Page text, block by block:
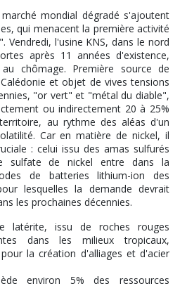
mondial dégradé s'ajoutent
qui menacent la première activité
Vendredi, l'usine KNS, dans le nord
après 11 années d'existence,
chômage. Première source de
et objet de vives tensions
"or vert" et "métal du diable",
ou indirectement 20 à 25%
au rythme des aléas d'un
Car en matière de nickel, il
: celui issu des amas sulfurés
sulfate de nickel entre dans la
de batteries lithium-ion des
lesquelles la demande devrait
les prochaines décennies.
issu de roches rouges
dans les milieux tropicaux,
la création d'alliages et d'acier
environ 5% des ressources